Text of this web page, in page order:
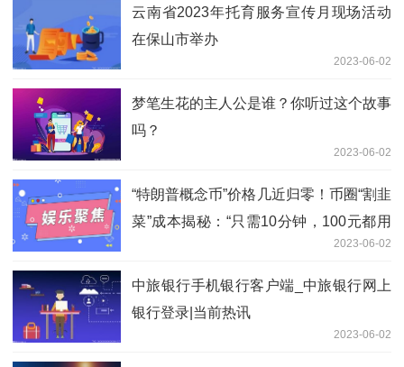
云南省2023年托育服务宣传月现场活动
在保山市举办
2023-06-02
梦笔生花的主人公是谁？你听过这个故事
吗？
2023-06-02
“特朗普概念币”价格几近归零！币圈“割韭
菜”成本揭秘：“只需10分钟，100元都用
2023-06-02
中旅银行手机银行客户端_中旅银行网上
银行登录|当前热讯
2023-06-02